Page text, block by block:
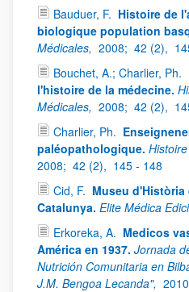
Bauduer, F. Histoire de
biologique population
Médicales, 2008; 42 (2),
Bouchet, A.; Charlier, Ph.
l'histoire de la médecine.
Médicales, 2008; 42 (2),
Charlier, Ph.
paléopathologique.
2008; 42 (2), 145 - 148
Cid, F. Museu
Catalunya. Elite Médica
Erkoreka, A. Medicos
América en 1937. Jornada
Nutrición Comunitaria en
J.M. Bengoa Lecanda",